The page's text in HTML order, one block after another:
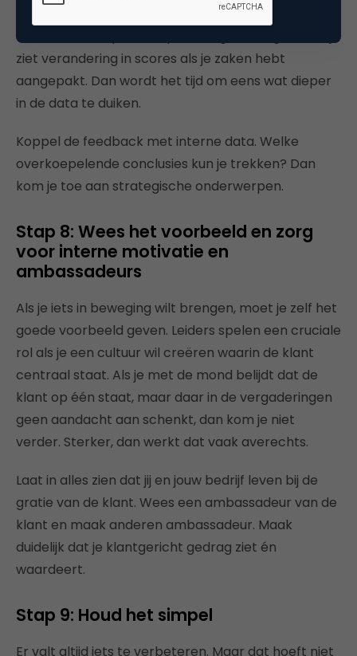
dan beschik je op den duur over een schat aan
data. Je ziet bepaalde opmerkingen terugkomen, je
ziet verandering in scores als je zaken hebt
aangepakt. Dan wordt het tijd om eens wat dieper
in de data te duiken.
Koppel de feedback met interne data. Welke
overkoepelende conclusies kun je trekken? Dan
kom je toe aan strategische onderwerpen.
Stap 8: Wees het voorbeeld en zorg
voor interne motivatie en
ambassadeurs
Als je iets in beweging wilt brengen, moet je zelf het
goede voorbeeld geven. Leiders spelen een cruciale
rol als je een cultuur wil creëren waarin de klant
centraal staat. Als je met de mond belijdt dat de
klant op één staat, maar daar in de vergaderingen
geen aandacht aan schenkt, dan kom je niet
verder. Sterker, dan werkt dat vaak averechts.
Laat in alles zien dat jij en jouw bedrijf leven bij de
gratie van de klant. Wees een ambassadeur van de
klant en maak anderen ambassadeur. Maak
duidelijk dat je klantgericht gedrag ziet én
waardeert.
Stap 9: Houd het simpel
Er valt altijd iets te verbeteren. Maar dat hoeft niet